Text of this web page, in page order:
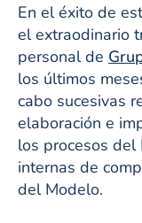
En el éxito de
el extraodinario
personal de
los últimos
cabo sucesivas
elaboración e
los procesos del
internas de
del Modelo.